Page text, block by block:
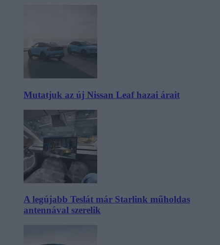
Mutatjuk az új Nissan Leaf hazai árait
A legújabb Teslát már Starlink műholdas
antennával szerelik